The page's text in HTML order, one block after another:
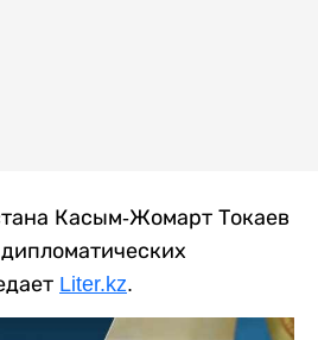
Касым-Жомарт Токаев
Liter.kz.